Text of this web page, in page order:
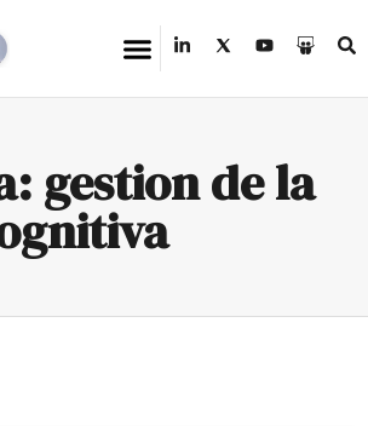
gestion de la